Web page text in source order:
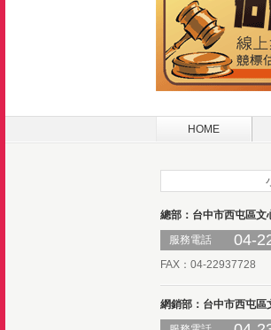
HOME
總部：台中市西屯區
服務電話
04-
FAX：04-22937728
網銷部：台中市西屯